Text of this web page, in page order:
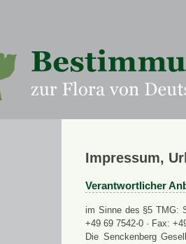
Impressum,
Verantwortlicher
im Sinne des §5 TMG:
+49 69 7542-0 · Fax:
Die Senckenberg